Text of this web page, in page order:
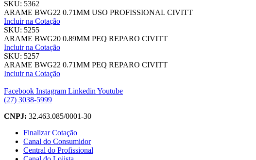
SKU: 5362
ARAME BWG22 0.71MM USO PROFISSIONAL CIVITT
Incluir na Cotação
SKU: 5255
ARAME BWG20 0.89MM PEQ REPARO CIVITT
Incluir na Cotação
SKU: 5257
ARAME BWG22 0.71MM PEQ REPARO CIVITT
Incluir na Cotação
Facebook Instagram LinkedinYoutube
(27) 3038-5999
CNPJ: 32.463.085/0001-30
Finalizar Cotação
Canal do Consumidor
Central do Profissional